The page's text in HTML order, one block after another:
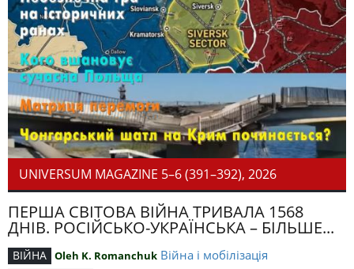
UNIVERSUM MAGAZINE 5–6 (391–392), 2026
ПЕРША СВІТОВА ВІЙНА ТРИВАЛА 1568
ДНІВ. РОСІЙСЬКО-УКРАЇНСЬКА – БІЛЬШЕ...
ВІЙНА Oleh K. Romanchuk Війна і мобілізація